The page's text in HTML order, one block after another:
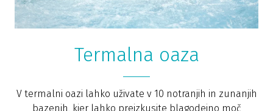
Termalna oaza
V termalni oazi lahko uživate v 10 notranjih in zunanjih
bazenih, kjer lahko preizkusite blagodejno moč